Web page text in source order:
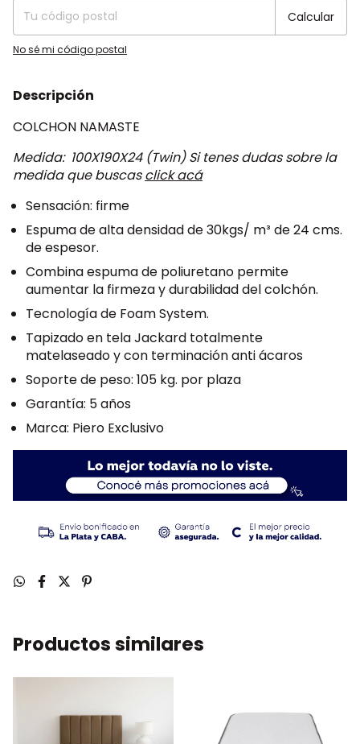
Calcular
No sé mi código postal
Descripción
COLCHON NAMASTE
Medida: 100X190X24 (Twin) Si tenes dudas sobre la
medida que buscasclick acá
Sensación: firme
Espuma de alta densidad de 30kgs/ m³ de 24 cms.
de espesor.
Combina espuma de poliuretano permite
aumentar la firmeza y durabilidad del colchón.
Tecnología de Foam System.
Tapizado en tela Jackard totalmente
matelaseado y con terminación anti ácaros
Soporte de peso: 105 kg. por plaza
Garantía: 5 años
Marca: Piero Exclusivo
Productos similares